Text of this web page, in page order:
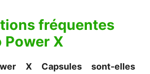
fréquentes
Power X
X Capsules sont-elles